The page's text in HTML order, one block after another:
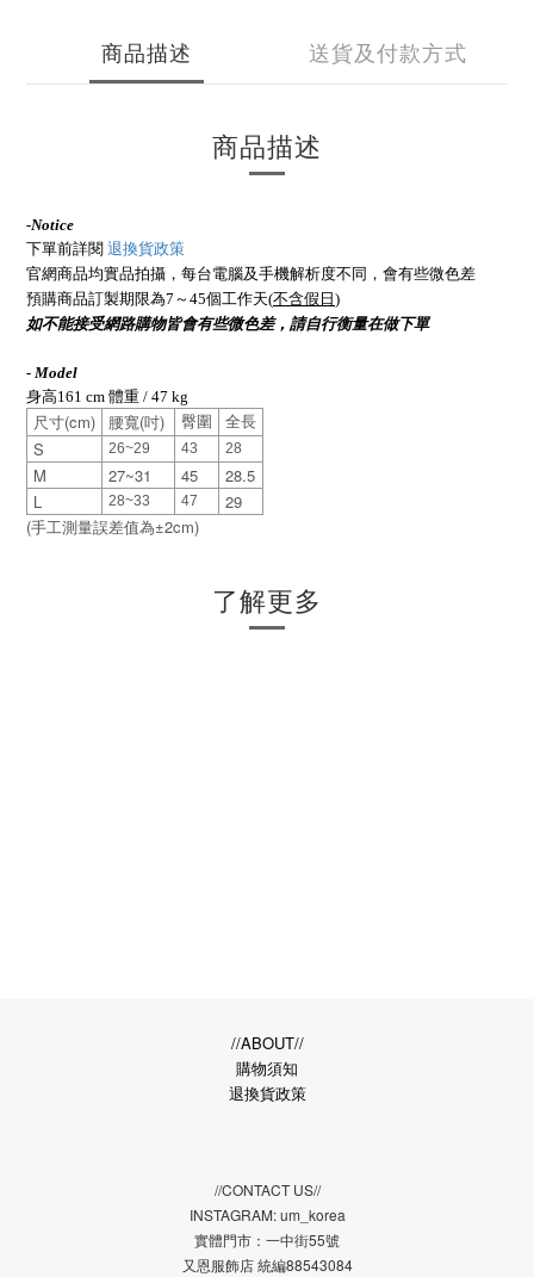
商品描述 送貨及付款方式
商品描述
-Notice
下單前詳閱 退換貨政策
官網商品均實品拍攝，每台電腦及手機解析度不同，會有些微色差
預購商品訂製期限為7～45個工作天(不含假日 )
如不能接受網路購物皆會有些微色差，請自行衡量在做下單
- Model
身高161 cm 體重 / 47 kg
尺寸(cm) 腰寬(吋) 臀圍 全長
S 26~29 43 28
M 27~31 45
28.5
L
28~33 47
29
(手工測量誤差值為±2cm)
了解更多
//ABOUT//
購物須知
退換貨政策
//CONTACT US//
INSTAGRAM: um_korea
實體門市：一中街55號
又恩服飾店 統編88543084